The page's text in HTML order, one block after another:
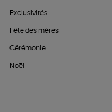
Exclusivités
Fête des mères
Cérémonie
Noël